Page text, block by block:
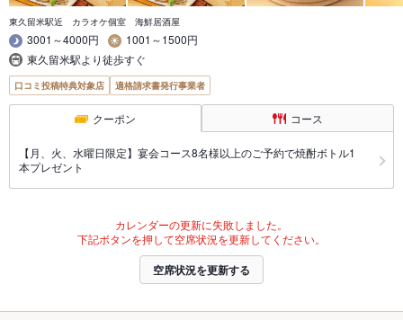
東久留米駅近 カラオケ個室 海鮮居酒屋
3001～4000円
1001～1500円
東久留米駅より徒歩すぐ
口コミ投稿特典対象店 適格請求書発行事業者
クーポン コース
【月、火、水曜日限定】宴会コース8名様以上のご予約で焼酎ボトル1
本プレゼント
カレンダーの更新に失敗しました。
下記ボタンを押して空席状況を更新してください。
空席状況を更新する